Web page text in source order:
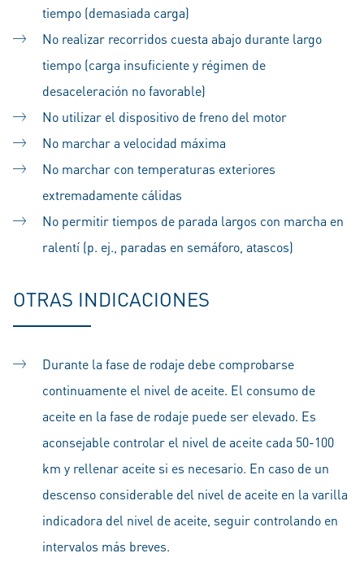
tiempo (demasiada carga)
No realizar recorridos cuesta abajo durante largo
tiempo (carga insuficiente y régimen de
desaceleración no favorable)
No utilizar el dispositivo de freno del motor
No marchar a velocidad máxima
No marchar con temperaturas exteriores
extremadamente cálidas
No permitir tiempos de parada largos con marcha en
ralentí (p. ej., paradas en semáforo, atascos)
OTRAS INDICACIONES
Durante la fase de rodaje debe comprobarse
continuamente el nivel de aceite. El consumo de
aceite en la fase de rodaje puede ser elevado. Es
aconsejable controlar el nivel de aceite cada 50-100
km y rellenar aceite si es necesario. En caso de un
descenso considerable del nivel de aceite en la varilla
indicadora del nivel de aceite, seguir controlando en
intervalos más breves.